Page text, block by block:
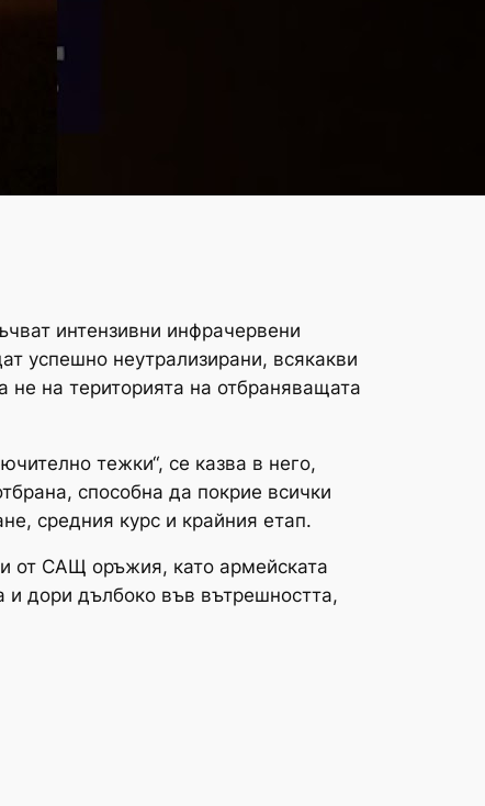
интензивни инфрачервени
успешно неутрализирани, всякакви
не на територията на отбраняващата
тежки“, се казва в него,
способна да покрие всички
средния курс и крайния етап.
от САЩ оръжия, като армейската
и дори дълбоко във вътрешността,